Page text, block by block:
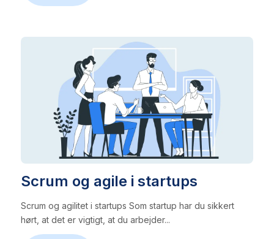
Scrum og agile i startups
Scrum og agilitet i startups Som startup har du sikkert
hørt, at det er vigtigt, at du arbejder...